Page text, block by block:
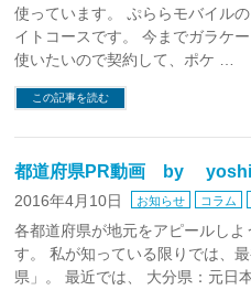
使っています。 ぷららモバイル
イトコースです。 今までガラケ
使いたいので契約して、ポケ …
この記事を読む
都道府県PR動画 by
2016年4月10日 お知らせ コラム
各都道府県が地元をアピールし
す。 私が知っている限りでは、
県」。 最近では、 大分県：元日